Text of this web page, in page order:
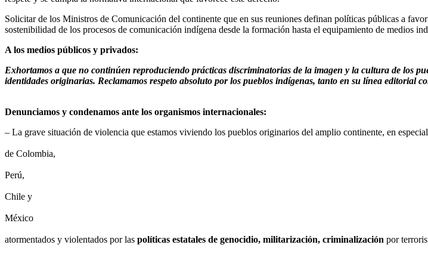
Solicitar de los Ministros de Comunicación del continente que en sus reuniones definan políticas públicas a
sostenibilidad de los procesos de comunicación indígena desde la formación hasta el equipamiento de medios
A los medios públicos y privados:
Exhortamos a que no continúen reproduciendo prácticas discriminatorias de la imagen y la cultura de los
identidades originarias. Reclamamos respeto absoluto por los pueblos indígenas, tanto en su línea editorial
Denunciamos y condenamos ante los organismos internacionales:
– La grave situación de violencia que estamos viviendo los pueblos originarios del amplio continente, en
de Colombia,
Perú,
Chile y
México
atormentados y violentados por las políticas estatales de genocidio, militarización, criminalización por